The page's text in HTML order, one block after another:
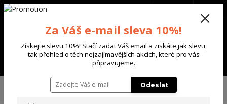
Menu
+420 702 136 620
TRIKA & TÍLKA
Yakuza pánské tílko Yeah Slim Racer
Za Váš e-mail sleva 10%!
Získejte slevu 10%! Stačí zadat Váš email a ziskáte jak slevu,
tak přehled o těch nejzajímavějších akcích, které pro vás
připravujeme.
Odeslat